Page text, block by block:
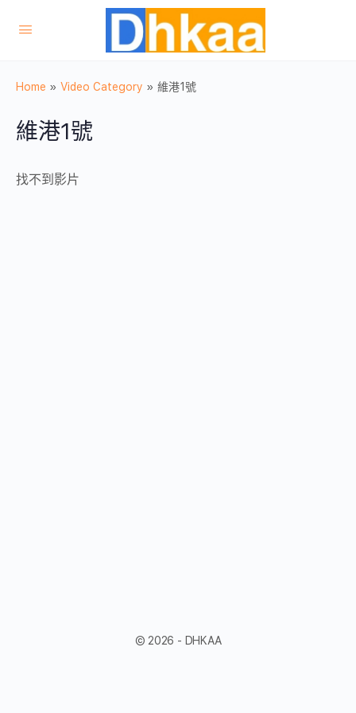
Home » Video Category » 維港1號
維港1號
找不到影片
© 2026 - DHKAA